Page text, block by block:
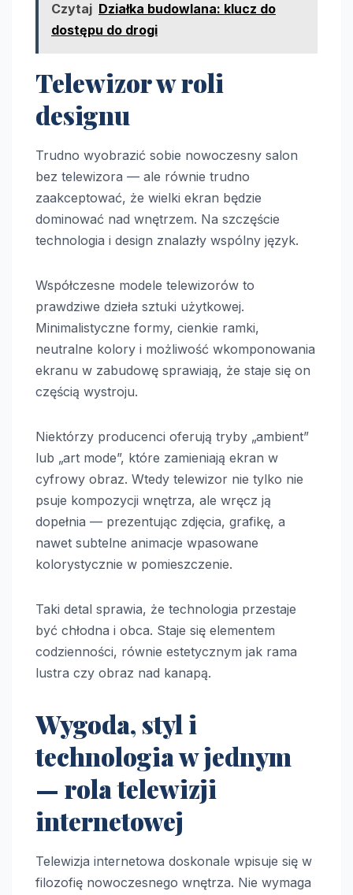
Czytaj Działka budowlana: klucz do
dostępu do drogi
Telewizor w roli
designu
Trudno wyobrazić sobie nowoczesny salon
bez telewizora — ale równie trudno
zaakceptować, że wielki ekran będzie
dominować nad wnętrzem. Na szczęście
technologia i design znalazły wspólny język.
Współczesne modele telewizorów to
prawdziwe dzieła sztuki użytkowej.
Minimalistyczne formy, cienkie ramki,
neutralne kolory i możliwość wkomponowania
ekranu w zabudowę sprawiają, że staje się on
częścią wystroju.
Niektórzy producenci oferują tryby „ambient”
lub „art mode”, które zamieniają ekran w
cyfrowy obraz. Wtedy telewizor nie tylko nie
psuje kompozycji wnętrza, ale wręcz ją
dopełnia — prezentując zdjęcia, grafikę, a
nawet subtelne animacje wpasowane
kolorystycznie w pomieszczenie.
Taki detal sprawia, że technologia przestaje
być chłodna i obca. Staje się elementem
codzienności, równie estetycznym jak rama
lustra czy obraz nad kanapą.
Wygoda, styl i
technologia w jednym
— rola telewizji
internetowej
Telewizja internetowa doskonale wpisuje się w
filozofię nowoczesnego wnętrza. Nie wymaga